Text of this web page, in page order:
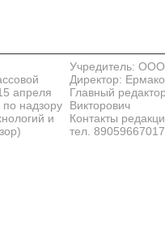
апреля
надзору
и
Учредитель:
Директор:
Главный
Викторович
Контакты
тел. 89059667017